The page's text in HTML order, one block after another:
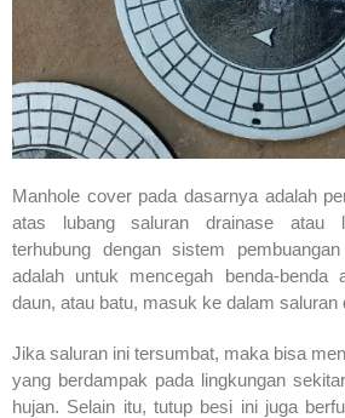
Manhole cover pada dasarnya adalah
atas lubang saluran drainase atau
terhubung dengan sistem
adalah untuk mencegah benda-benda
daun, atau batu, masuk ke dalam saluran
Jika saluran ini tersumbat, maka bisa
yang berdampak pada lingkungan
hujan. Selain itu, tutup besi ini juga